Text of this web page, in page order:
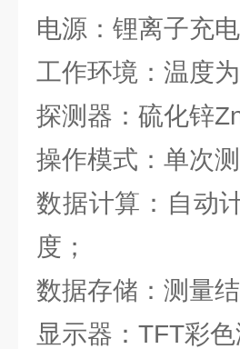
电源：锂离子充
工作环境：温度
探测器：硫化锌
操作模式：单次
数据计算：自动
度；
数据存储：测量
显示器：TFT彩色